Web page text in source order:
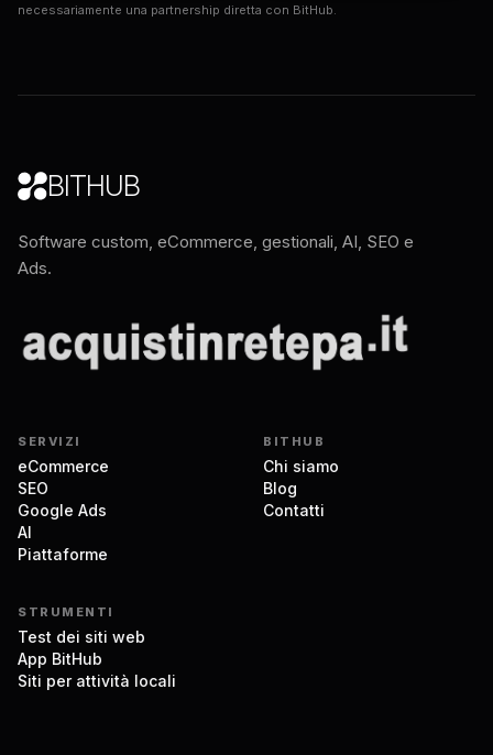
necessariamente una partnership diretta con BitHub.
BITHUB
Software custom, eCommerce, gestionali, AI, SEO e
Ads.
SERVIZI
eCommerce
SEO
Google Ads
AI
Piattaforme
BITHUB
Chi siamo
Blog
Contatti
STRUMENTI
Test dei siti web
App BitHub
Siti per attività locali